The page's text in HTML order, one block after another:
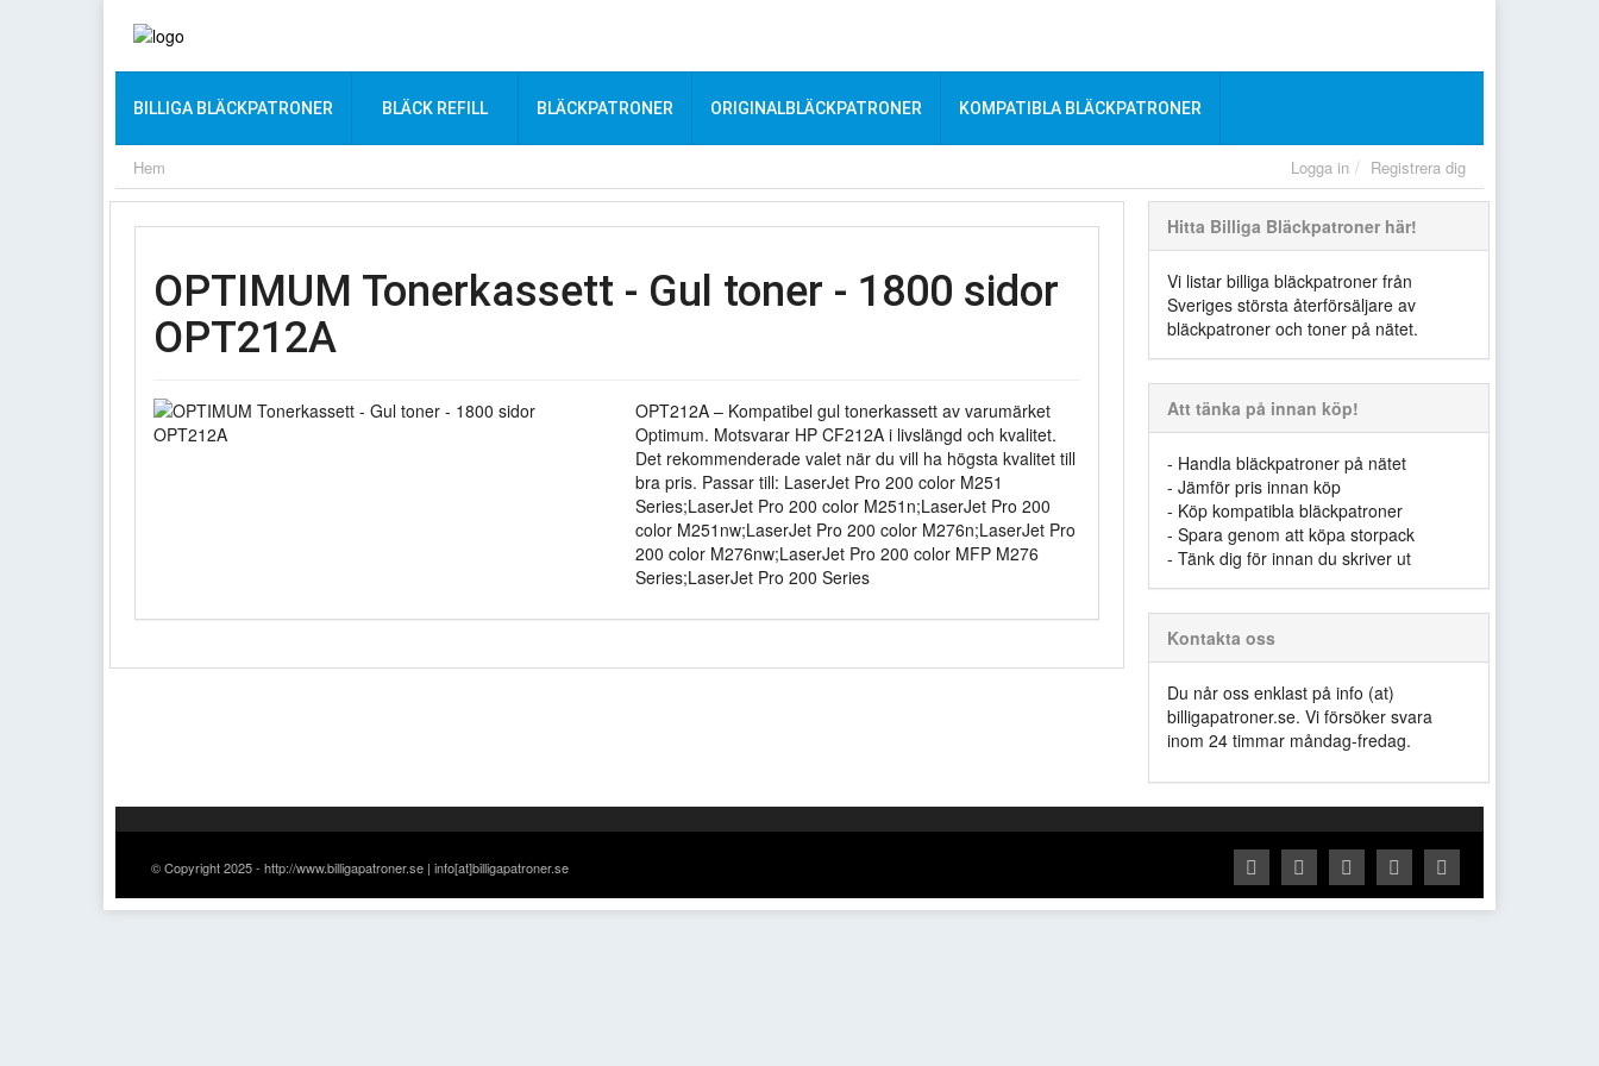
BILLIGA BLÄCKPATRONER BLÄCK REFILL BLÄCKPATRONER ORIGINALBLÄCKPATRONER KOMPATIBLA BLÄCKPATRONER
Hem Logga in Registrera dig
OPTIMUM Tonerkassett - Gul toner - 1800 sidor
OPT212A
OPT212A – Kompatibel gul tonerkassett av varumärket
Optimum. Motsvarar HP CF212A i livslängd och kvalitet.
Det rekommenderade valet när du vill ha högsta kvalitet till
bra pris. Passar till: LaserJet Pro 200 color M251
Series;LaserJet Pro 200 color M251n;LaserJet Pro 200
color M251nw;LaserJet Pro 200 color M276n;LaserJet Pro
200 color M276nw;LaserJet Pro 200 color MFP M276
Series;LaserJet Pro 200 Series
Hitta Billiga Bläckpatroner här!
Vi listar billiga bläckpatroner från
Sveriges största återförsäljare av
bläckpatroner och toner på nätet.
Att tänka på innan köp!
- Handla bläckpatroner på nätet
- Jämför pris innan köp
- Köp kompatibla bläckpatroner
- Spara genom att köpa storpack
- Tänk dig för innan du skriver ut
Kontakta oss
Du når oss enklast på info (at)
billigapatroner.se. Vi försöker svara
inom 24 timmar måndag-fredag.
© Copyright 2025 - http://www.billigapatroner.se | info[at]billigapatroner.se